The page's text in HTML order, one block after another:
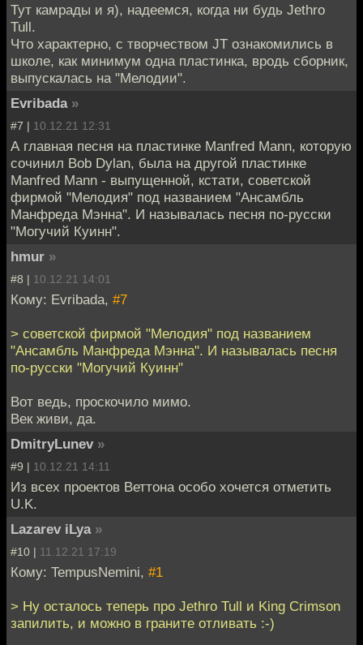
Тут камрады и я), надеемся, когда ни будь Jethro
Tull.
Что характерно, с творчеством JT ознакомились в
школе, как минимум одна пластинка, вродь сборник,
выпускалась на "Мелодии".
Evribada »
#7 | 10.12.21 12:31
А главная песня на пластинке Manfred Mann, которую
сочинил Bob Dylan, была на другой пластинке
Manfred Mann - выпущенной, кстати, советской
фирмой "Мелодия" под названием "Ансамбль
Манфреда Мэнна". И называлась песня по-русски
"Могучий Куинн".
hmur »
#8 | 10.12.21 14:01
Кому: Evribada, #7
> советской фирмой "Мелодия" под названием
"Ансамбль Манфреда Мэнна". И называлась песня
по-русски "Могучий Куинн"
Вот ведь, проскочило мимо.
Век живи, да.
DmitryLunev »
#9 | 10.12.21 14:11
Из всех проектов Веттона особо хочется отметить
U.K.
Lazarev iLya »
#10 | 11.12.21 17:19
Кому: TempusNemini, #1
> Ну осталось теперь про Jethro Tull и King Crimson
запилить, и можно в граните отливать :-)